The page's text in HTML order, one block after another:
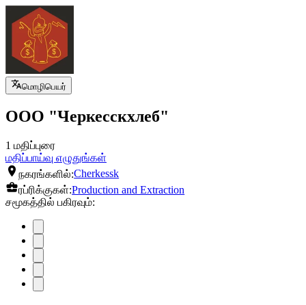
மொழிபெயர்
ООО "Черкесскхлеб"
1 மதிப்புரை
மதிப்பாய்வு எழுதுங்கள்
நகரங்களில்:Cherkessk
ரப்ரிக்குகள்:Production and Extraction
சமூகத்தில் பகிரவும்: